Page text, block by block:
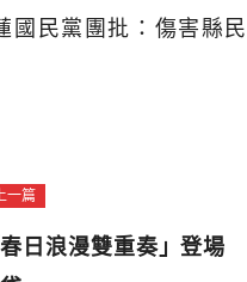
民黨團批：傷害縣民
一篇
日浪漫雙重奏」登場